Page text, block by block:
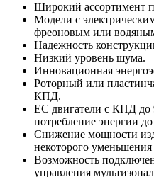
Широкий ассортимент
Модели с
фреоновым или
Надежность
Низкий уровень шума.
Инновационная
Роторный или
КПД.
ЕС двигатели с КПД до
потребление энергии
Снижение мощности
некоторого
Возможность
управления